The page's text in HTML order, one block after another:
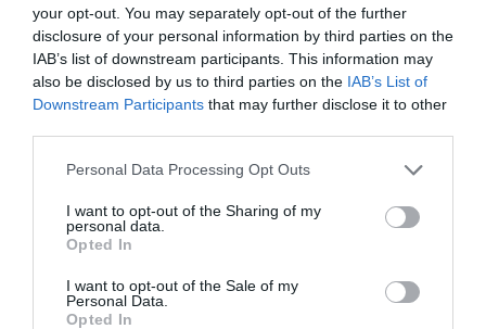
your opt-out. You may separately opt-out of the further
disclosure of your personal information by third parties on the
IAB’s list of downstream participants. This information may
also be disclosed by us to third parties on the IAB’s List of
Downstream Participants that may further disclose it to other
Personal Data Processing Opt Outs
I want to opt-out of the Sharing of my
personal data.
Opted In
I want to opt-out of the Sale of my
Personal Data.
Opted In